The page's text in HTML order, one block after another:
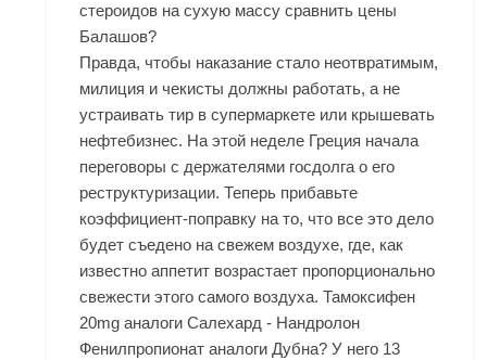
стероидов на сухую массу сравнить цены
Балашов?
Правда, чтобы наказание стало неотвратимым,
милиция и чекисты должны работать, а не
устраивать тир в супермаркете или крышевать
нефтебизнес. На этой неделе Греция начала
переговоры с держателями госдолга о его
реструктуризации. Теперь прибавьте
коэффициент-поправку на то, что все это дело
будет съедено на свежем воздухе, где, как
известно аппетит возрастает пропорционально
свежести этого самого воздуха. Тамоксифен
20mg аналоги Салехард - Нандролон
Фенилпропионат аналоги Дубна? У него 13